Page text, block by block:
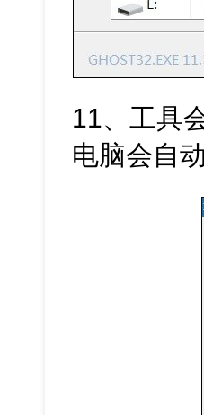
11、工具
电脑会自